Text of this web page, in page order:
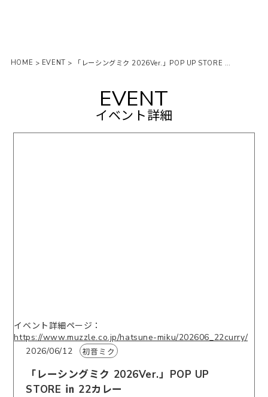
HOME > EVENT > 「レーシングミク 2026Ver.」POP UP STORE ㏌ 22カレー
EVENT
イベント詳細
イベント詳細ページ：
https://www.muzzle.co.jp/hatsune-miku/202606_22curry/
2026/06/12
初音ミク
「レーシングミク 2026Ver.」POP UP
STORE ㏌ 22カレー